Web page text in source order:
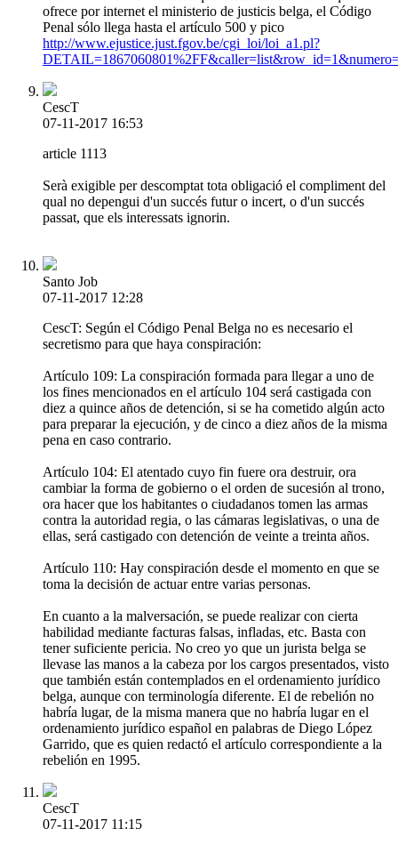
ofrece por internet el ministerio de justicis belga, el Código
Penal sólo llega hasta el artículo 500 y pico
http://www.ejustice.just.fgov.be/cgi_loi/loi_a1.pl?
CescT
07-11-2017 16:53
article 1113
Serà exigible per descomptat tota obligació el compliment del
qual no depengui d'un succés futur o incert, o d'un succés
passat, que els interessats ignorin.
Santo Job
07-11-2017 12:28
CescT: Según el Código Penal Belga no es necesario el
secretismo para que haya conspiración:
Artículo 109: La conspiración formada para llegar a uno de
los fines mencionados en el artículo 104 será castigada con
diez a quince años de detención, si se ha cometido algún acto
para preparar la ejecución, y de cinco a diez años de la misma
pena en caso contrario.
Artículo 104: El atentado cuyo fin fuere ora destruir, ora
cambiar la forma de gobierno o el orden de sucesión al trono,
ora hacer que los habitantes o ciudadanos tomen las armas
contra la autoridad regia, o las cámaras legislativas, o una de
ellas, será castigado con detención de veinte a treinta años.
Artículo 110: Hay conspiración desde el momento en que se
toma la decisión de actuar entre varias personas.
En cuanto a la malversación, se puede realizar con cierta
habilidad mediante facturas falsas, infladas, etc. Basta con
tener suficiente pericia. No creo yo que un jurista belga se
llevase las manos a la cabeza por los cargos presentados, visto
que también están contemplados en el ordenamiento jurídico
belga, aunque con terminología diferente. El de rebelión no
habría lugar, de la misma manera que no habría lugar en el
ordenamiento jurídico español en palabras de Diego López
Garrido, que es quien redactó el artículo correspondiente a la
rebelión en 1995.
CescT
07-11-2017 11:15